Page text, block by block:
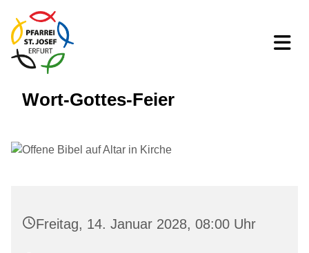
Wort-Gottes-Feier
Freitag, 14. Januar 2028, 08:00 Uhr